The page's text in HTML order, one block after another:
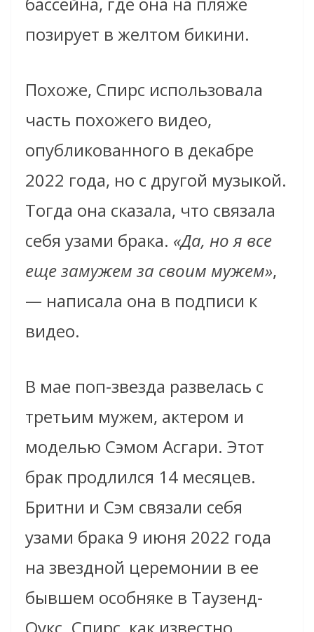
позирует в желтом бикини.
Похоже, Спирс использовала
часть похожего видео,
опубликованного в декабре
2022 года, но с другой музыкой.
Тогда она сказала, что связала
себя узами брака. «Да, но я все
еще замужем за своим мужем»,
— написала она в подписи к
видео.
В мае поп-звезда развелась с
третьим мужем, актером и
моделью Сэмом Асгари. Этот
брак продлился 14 месяцев.
Бритни и Сэм связали себя
узами брака 9 июня 2022 года
на звездной церемонии в ее
бывшем особняке в Таузенд-
Оукс. Спирс, как известно,